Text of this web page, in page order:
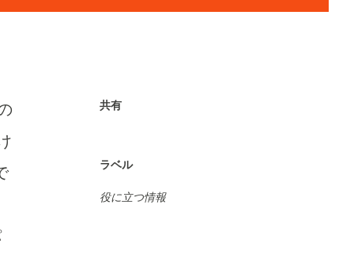
共有
ラベル
役に立つ情報